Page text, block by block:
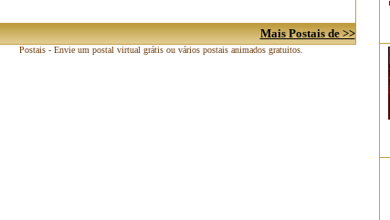
Mais Postais de >>
Postais - Envie um postal virtual grátis ou vários postais animados gratuitos.